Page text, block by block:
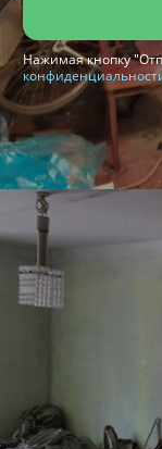
Нажимая кнопку